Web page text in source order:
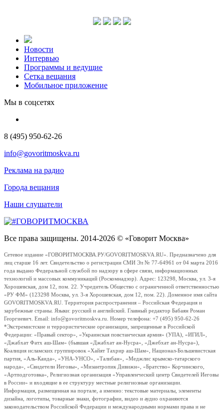
Новости
Интервью
Программы и ведущие
Сетка вещания
Мобильное приложение
Мы в соцсетях
8 (495) 950-62-26
info@govoritmoskva.ru
Реклама на радио
Города вещания
Наши слушатели
Все права защищены. 2014-2026 © «Говорит Москва»
Сетевое издание «ГОВОРИТМОСКВА.РУ/GOVORITMOSKVA.RU». Предназначено для
лиц старше 16 лет. Свидетельство о регистрации СМИ Эл № 77-64961 от 04 марта 2016
года выдано Федеральной службой по надзору в сфере связи, информационных
технологий и массовых коммуникаций (Роскомнадзор). Адрес: 123298, Москва, ул. 3-я
Хорошевская, дом 12, пом. 22. Учредитель Общество с ограниченной ответственностью
«РУ ФМ» (123298 Москва, ул. 3-я Хорошевская, дом 12, пом. 22). Доменное имя сайта
GOVORITMOSKVA.RU. Территория распространения – Российская Федерация и
зарубежные страны. Языки: русский и английский. Главный редактор Бабаян Роман
Георгиевич. Email: info@govoritmoskva.ru. Номер телефона: +7 (495) 950-62-26
*Экстремистские и террористические организации, запрещенные в Российской
Федерации: «Правый сектор», «Украинская повстанческая армия» (УПА), «ИГИЛ»,
«Джабхат Фатх аш-Шам» (бывшая «Джабхат ан-Нусра», «Джебхат ан-Нусра»),
Коалиция исламских группировок «Хайят Тахрир аш-Шам», Национал-Большевистская
партия, «Аль-Каида», «УНА-УНСО», «Талибан», «Меджлис крымско-татарского
народа», «Свидетели Иеговы», «Мизантропик Дивижн», «Братство» Корчинского,
«Артподготовка», Религиозная организация «Управленческий центр Свидетелей Иеговы
в России» и входящие в ее структуру местные религиозные организации.
Информация, размещенная на портале, а именно: текстовые материалы, элементы
дизайна, логотипы, товарные знаки, фотографии, видео и аудио охраняются
законодательством Российской Федерации и международными нормами права и не